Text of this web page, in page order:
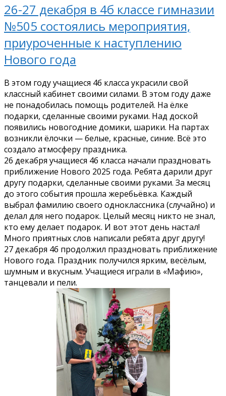
26-27 декабря в 4б классе гимназии
№505 состоялись мероприятия,
приуроченные к наступлению
Нового года
В этом году учащиеся 4б класса украсили свой
классный кабинет своими силами. В этом году даже
не понадобилась помощь родителей. На ёлке
подарки, сделанные своими руками. Над доской
появились новогодние домики, шарики. На партах
возникли ёлочки — белые, красные, синие. Всё это
создало атмосферу праздника.
26 декабря учащиеся 4б класса начали праздновать
приближение Нового 2025 года. Ребята дарили друг
другу подарки, сделанные своими руками. За месяц
до этого события прошла жеребьёвка. Каждый
выбрал фамилию своего одноклассника (случайно) и
делал для него подарок. Целый месяц никто не знал,
кто ему делает подарок. И вот этот день настал!
Много приятных слов написали ребята друг другу!
27 декабря 4б продолжил праздновать приближение
Нового года. Праздник получился ярким, весёлым,
шумным и вкусным. Учащиеся играли в «Мафию»,
танцевали и пели.